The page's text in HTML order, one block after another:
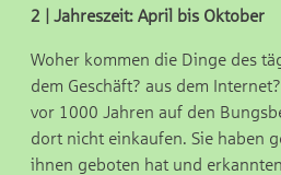
2 | Jahreszeit: April bis Oktober
Woher kommen die Dinge des
dem Geschäft? aus dem
vor 1000 Jahren auf den
dort nicht einkaufen. Sie haben
ihnen geboten hat und